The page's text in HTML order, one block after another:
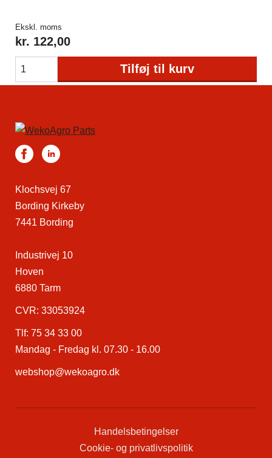
Ekskl. moms
kr. 122,00
Tilføj til kurv
Klochsvej 67
Bording Kirkeby
7441 Bording
Industrivej 10
Hoven
6880 Tarm
CVR: 33053924
Tlf: 75 34 33 00
Mandag - Fredag kl. 07.30 - 16.00
webshop@wekoagro.dk
Handelsbetingelser
Cookie- og privatlivspolitik